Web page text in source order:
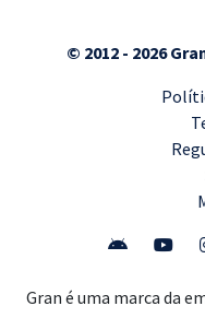
© 2012 - 2026
Gran é uma marca da